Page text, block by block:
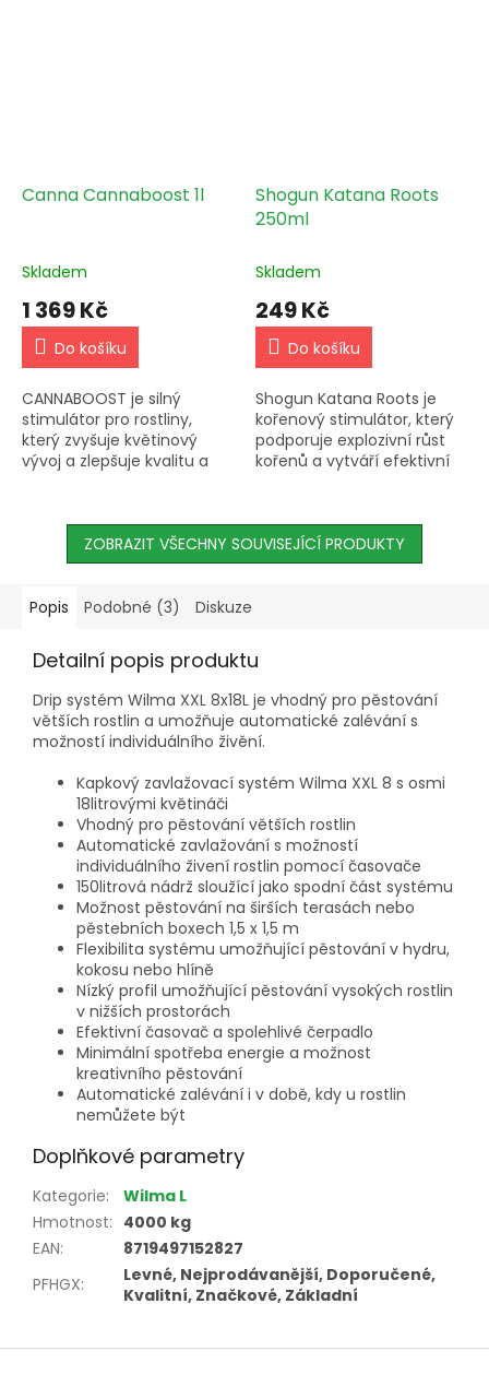
Canna Cannaboost 1l
Skladem
1 369 Kč
Do košíku
CANNABOOST je silný
stimulátor pro rostliny,
který zvyšuje květinový
vývoj a zlepšuje kvalitu a
plodů a jejich ochranu.
Shogun Katana Roots
250ml
Skladem
249 Kč
Do košíku
Shogun Katana Roots je
kořenový stimulátor, který
podporuje explozivní růst
kořenů a vytváří efektivní
podporu a...
ZOBRAZIT VŠECHNY SOUVISEJÍCÍ PRODUKTY
Popis Podobné (3) Diskuze
Detailní popis produktu
Drip systém Wilma XXL 8x18L je vhodný pro pěstování
větších rostlin a umožňuje automatické zalévání s
možností individuálního živění.
Kapkový zavlažovací systém Wilma XXL 8 s osmi
18litrovými květináči
Vhodný pro pěstování větších rostlin
Automatické zavlažování s možností
individuálního živení rostlin pomocí časovače
150litrová nádrž sloužící jako spodní část systému
Možnost pěstování na širších terasách nebo
pěstebních boxech 1,5 x 1,5 m
Flexibilita systému umožňující pěstování v hydru,
kokosu nebo hlíně
Nízký profil umožňující pěstování vysokých rostlin
v nižších prostorách
Efektivní časovač a spolehlivé čerpadlo
Minimální spotřeba energie a možnost
kreativního pěstování
Automatické zalévání i v době, kdy u rostlin
nemůžete být
Doplňkové parametry
Kategorie:
Wilma L
Hmotnost: 4000 kg
EAN:
8719497152827
PFHGX:
Levné, Nejprodávanější, Doporučené,
Kvalitní, Značkové, Základní
Z